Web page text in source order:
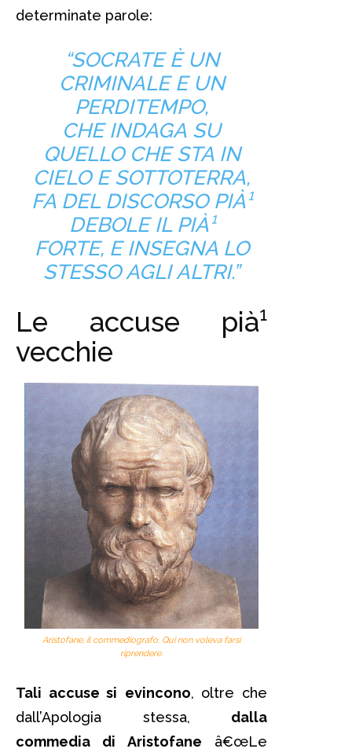
determinate parole:
“SOCRATE È UN
CRIMINALE E UN
PERDITEMPO,
CHE INDAGA SU
QUELLO CHE STA IN
CIELO E SOTTOTERRA,
FA DEL DISCORSO PIÀ¹
DEBOLE IL PIÀ¹
FORTE, E INSEGNA LO
STESSO AGLI ALTRI.”
Le accuse pià¹
vecchie
Aristofane, il commediografo. Qui non voleva farsi
riprendere.
Tali accuse si evincono, oltre che
dall’Apologia stessa, dalla
commedia di Aristofane â€œLe